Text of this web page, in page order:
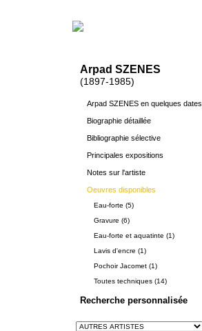
Arpad SZENES
(1897-1985)
Arpad SZENES en quelques dates
Biographie détaillée
Bibliographie sélective
Principales expositions
Notes sur l'artiste
Oeuvres disponibles
Eau-forte (5)
Gravure (6)
Eau-forte et aquatinte (1)
Lavis d'encre (1)
Pochoir Jacomet (1)
Toutes techniques (14)
Recherche personnalisée